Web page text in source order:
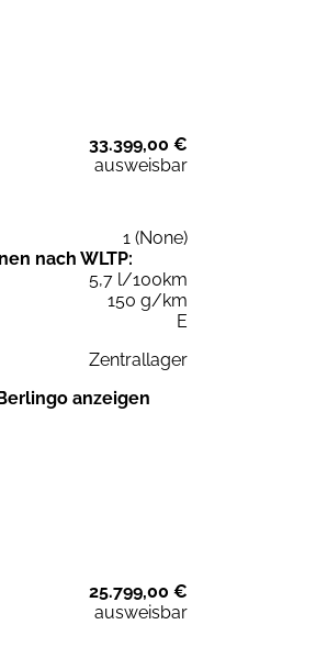
33.399,00 €
ausweisbar
1 (None)
nach WLTP:
5,7 l/100km
150 g/km
E
Zentrallager
anzeigen
25.799,00 €
ausweisbar